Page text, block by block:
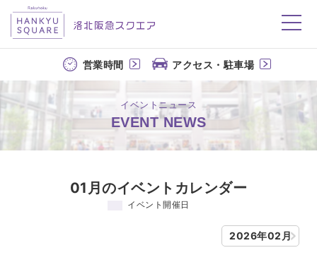
洛北阪急スクエア
営業時間 アクセス・駐車場
イベントニュース
EVENT NEWS
01月のイベントカレンダー
イベント開催日
2026年02月